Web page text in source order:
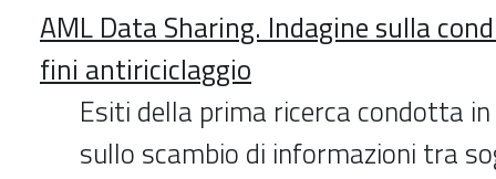
AML Data Sharing. Indagine sulla
fini antiriciclaggio
Esiti della prima ricerca condotta
sullo scambio di informazioni tra